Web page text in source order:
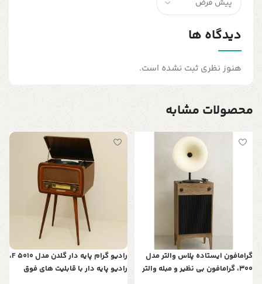
دیدگاه ها
هنوز نظری ثبت نشده است.
محصولات مشابه
گرامافون ایستاده پلاس والتر مدل
300، گرامافون بی نظیر و مبله والتر
رادیو گرام پایه دار گلدن مدل F 5010،
رادیو پایه دار با قابلیت های فوق